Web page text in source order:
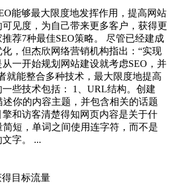
能够最大限度地发挥作用，提高网站
见度，为自己带来更多客户，获得更
荐7种最佳SEO策略。 尽管已经建成
，但杰欣网络营销机构指出：“实现
一开始规划网站建设就考虑SEO，并
就能整合多种技术，最大限度地提高
些技术包括： 1、URL结构。创建
你的内容主题，并包含相关的话题
和访客清楚得知网页内容是关于什
短，单词之间使用连字符，而不是
字。 ...